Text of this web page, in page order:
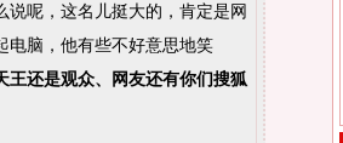
呢，这名儿挺大的，肯定是网
电脑，他有些不好意思地笑
王还是观众、网友还有你们搜狐